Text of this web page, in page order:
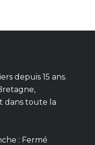
depuis 15 ans.
dans toute la
: Fermé